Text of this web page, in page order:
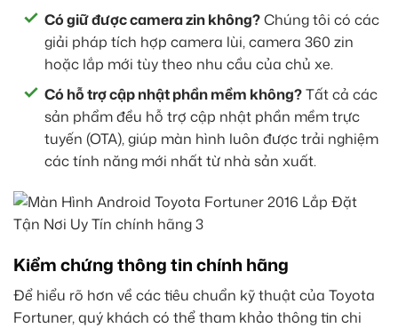
Có giữ được camera zin không?Chúng tôi có các
giải pháp tích hợp camera lùi, camera 360 zin
hoặc lắp mới tùy theo nhu cầu của chủ xe.
Có hỗ trợ cập nhật phần mềm không?Tất cả các
sản phẩm đều hỗ trợ cập nhật phần mềm trực
tuyến (OTA), giúp màn hình luôn được trải nghiệm
các tính năng mới nhất từ nhà sản xuất.
Kiểm chứng thông tin chính hãng
Để hiểu rõ hơn về các tiêu chuẩn kỹ thuật của Toyota
Fortuner, quý khách có thể tham khảo thông tin chi